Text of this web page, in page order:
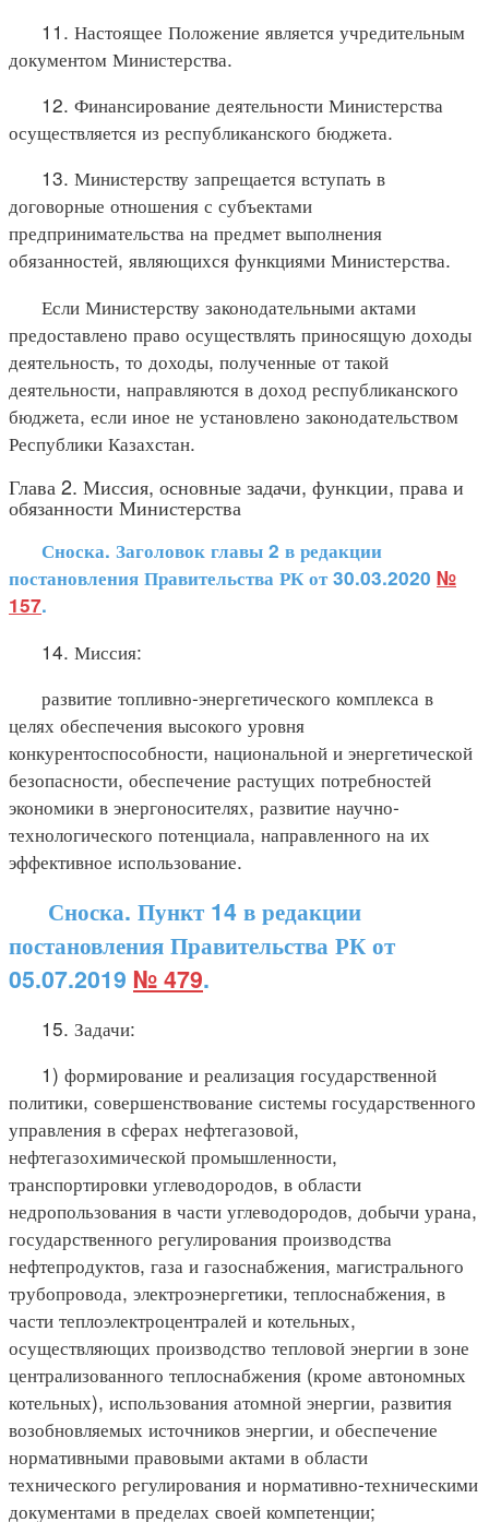
11. Настоящее Положение является учредительным
документом Министерства.
12. Финансирование деятельности Министерства
осуществляется из республиканского бюджета.
13. Министерству запрещается вступать в
договорные отношения с субъектами
предпринимательства на предмет выполнения
обязанностей, являющихся функциями Министерства.
Если Министерству законодательными актами
предоставлено право осуществлять приносящую доходы
деятельность, то доходы, полученные от такой
деятельности, направляются в доход республиканского
бюджета, если иное не установлено законодательством
Республики Казахстан.
Глава 2. Миссия, основные задачи, функции, права и
обязанности Министерства
Сноска. Заголовок главы 2 в редакции
постановления Правительства РК от 30.03.2020 №
157.
14. Миссия:
развитие топливно-энергетического комплекса в
целях обеспечения высокого уровня
конкурентоспособности, национальной и энергетической
безопасности, обеспечение растущих потребностей
экономики в энергоносителях, развитие научно-
технологического потенциала, направленного на их
эффективное использование.
Сноска. Пункт 14 в редакции
постановления Правительства РК от
05.07.2019 № 479.
15. Задачи:
1) формирование и реализация государственной
политики, совершенствование системы государственного
управления в сферах нефтегазовой,
нефтегазохимической промышленности,
транспортировки углеводородов, в области
недропользования в части углеводородов, добычи урана,
государственного регулирования производства
нефтепродуктов, газа и газоснабжения, магистрального
трубопровода, электроэнергетики, теплоснабжения, в
части теплоэлектроцентралей и котельных,
осуществляющих производство тепловой энергии в зоне
централизованного теплоснабжения (кроме автономных
котельных), использования атомной энергии, развития
возобновляемых источников энергии, и обеспечение
нормативными правовыми актами в области
технического регулирования и нормативно-техническими
документами в пределах своей компетенции;